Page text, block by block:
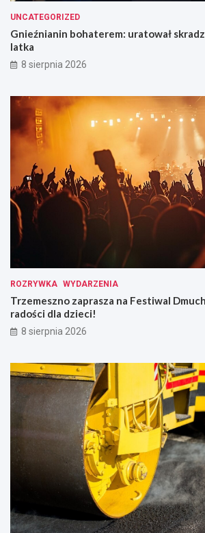
UNCATEGORIZED
Gnieźnianin bohaterem: uratował
latka
8 sierpnia 2026
ROZRYWKA WYDARZENIA
Trzemeszno zaprasza na Festiwal
radości dla dzieci!
8 sierpnia 2026